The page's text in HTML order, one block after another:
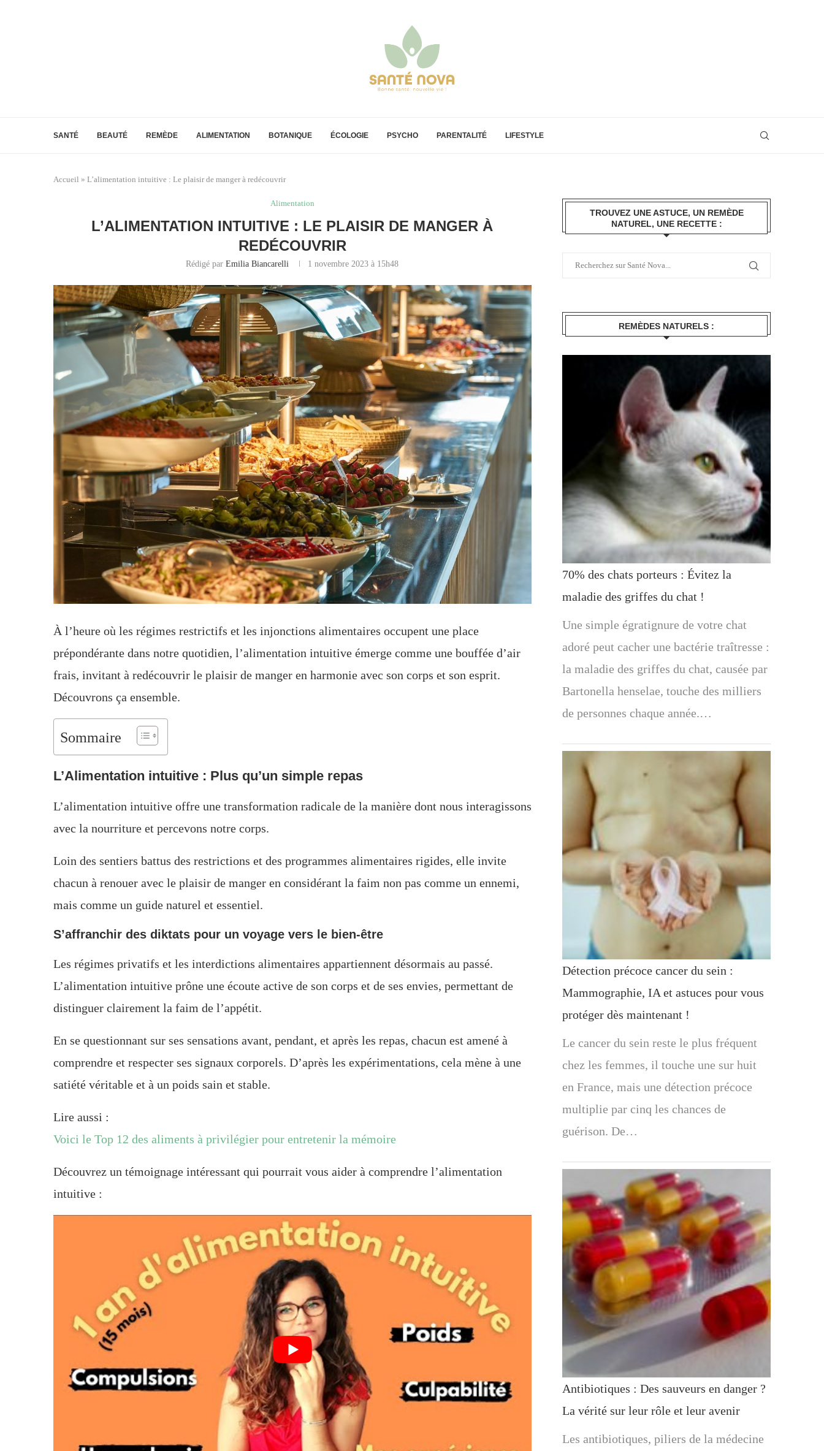
SANTÉ BEAUTÉ REMÈDE ALIMENTATION BOTANIQUE ÉCOLOGIE PSYCHO PARENTALITÉ LIFESTYLE
Accueil » L’alimentation intuitive : Le plaisir de manger à redécouvrir
Alimentation
L’ALIMENTATION INTUITIVE : LE PLAISIR DE MANGER À
REDÉCOUVRIR
Rédigé parEmilia Biancarelli 1 novembre 2023 à 15h48
À l’heure où les régimes restrictifs et les injonctions alimentaires occupent une place
prépondérante dans notre quotidien, l’alimentation intuitive émerge comme une bouffée d’air
frais, invitant à redécouvrir le plaisir de manger en harmonie avec son corps et son esprit.
Découvrons ça ensemble.
Sommaire
L’Alimentation intuitive : Plus qu’un simple repas
L’alimentation intuitive offre une transformation radicale de la manière dont nous interagissons
avec la nourriture et percevons notre corps.
Loin des sentiers battus des restrictions et des programmes alimentaires rigides, elle invite
chacun à renouer avec le plaisir de manger en considérant la faim non pas comme un ennemi,
mais comme un guide naturel et essentiel.
S’affranchir des diktats pour un voyage vers le bien-être
Les régimes privatifs et les interdictions alimentaires appartiennent désormais au passé.
L’alimentation intuitive prône une écoute active de son corps et de ses envies, permettant de
distinguer clairement la faim de l’appétit.
En se questionnant sur ses sensations avant, pendant, et après les repas, chacun est amené à
comprendre et respecter ses signaux corporels. D’après les expérimentations, cela mène à une
satiété véritable et à un poids sain et stable.
Lire aussi :
Voici le Top 12 des aliments à privilégier pour entretenir la mémoire
Découvrez un témoignage intéressant qui pourrait vous aider à comprendre l’alimentation
intuitive :
TROUVEZ UNE ASTUCE, UN REMÈDE
NATUREL, UNE RECETTE :
REMÈDES NATURELS :
70% des chats porteurs : Évitez la
maladie des griffes du chat !
Une simple égratignure de votre chat
adoré peut cacher une bactérie traîtresse :
la maladie des griffes du chat, causée par
Bartonella henselae, touche des milliers
de personnes chaque année.…
Détection précoce cancer du sein :
Mammographie, IA et astuces pour vous
protéger dès maintenant !
Le cancer du sein reste le plus fréquent
chez les femmes, il touche une sur huit
en France, mais une détection précoce
multiplie par cinq les chances de
guérison. De…
Antibiotiques : Des sauveurs en danger ?
La vérité sur leur rôle et leur avenir
Les antibiotiques, piliers de la médecine